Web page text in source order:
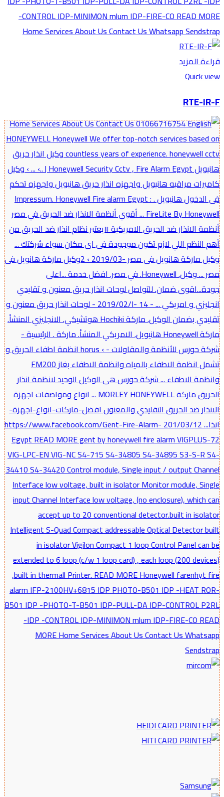
قراءة المزيد
Quick view
RTE-IR-F